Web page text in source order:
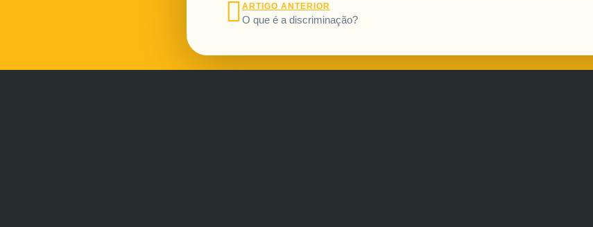
ARTIGO ANTERIOR
O que é a discriminação?